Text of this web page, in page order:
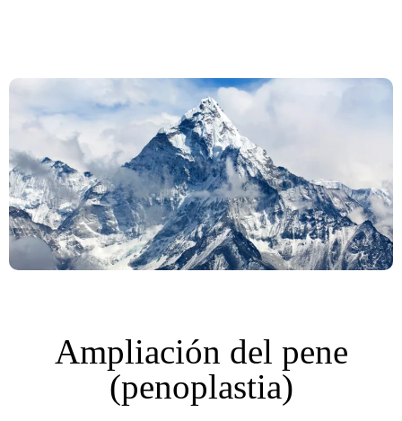
Ampliación del pene
(penoplastia)